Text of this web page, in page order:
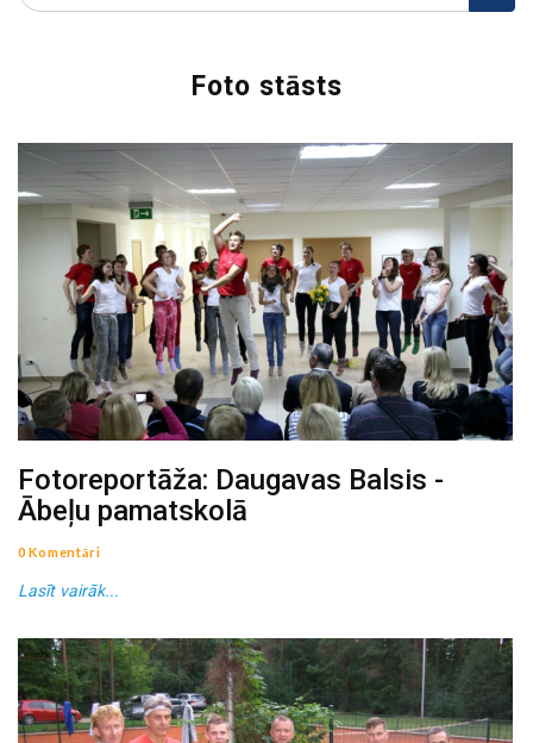
Foto stāsts
Fotoreportāža: Daugavas Balsis -
Ābeļu pamatskolā
0 Komentāri
Lasīt vairāk...